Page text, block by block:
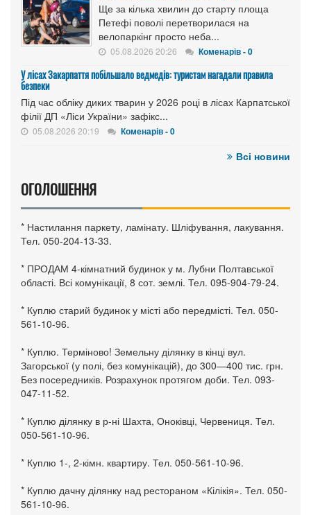
Ще за кілька хвилин до старту площа
Петефі поволі перетворилася на
велопаркінг просто неба...
05.08.2026 20:26 Коменарів - 0
У лісах Закарпаття побільшало ведмедів: туристам нагадали правила
безпеки
Під час обліку диких тварин у 2026 році в лісах Карпатської
філії ДП «Ліси України» зафікс...
05.08.2026 20:19 Коменарів - 0
Всі новини
ОГОЛОШЕННЯ
* Настилання паркету, ламінату. Шліфування, лакування.
Тел. 050-204-13-33.
* ПРОДАМ 4-кімнатний будинок у м. Лубни Полтавської
області. Всі комунікації, 8 сот. землі. Тел. 095-904-79-24.
* Куплю старий будинок у місті або передмісті. Тел. 050-
561-10-96.
* Куплю. Терміново! Земельну ділянку в кінці вул.
Загорської (у полі, без комунікацій), до 300—400 тис. грн.
Без посередників. Розрахунок протягом доби. Тел. 093-
047-11-52.
* Куплю ділянку в р-ні Шахта, Оноківці, Червениця. Тел.
050-561-10-96.
* Куплю 1-, 2-кімн. квартиру. Тел. 050-561-10-96.
* Куплю дачну ділянку над рестораном «Кілікія». Тел. 050-
561-10-96.